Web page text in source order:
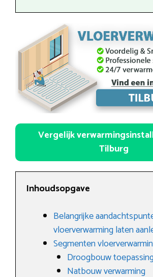
Vergelijk
Tilburg
Inhoudsopgave
Belangrijke
vloerverwarming laten
Segmenten
Droogbouw
Natbouw verwarming